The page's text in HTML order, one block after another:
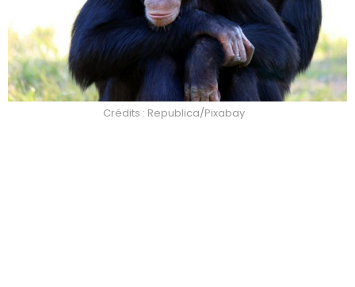
Crédits : Republica/Pixabay